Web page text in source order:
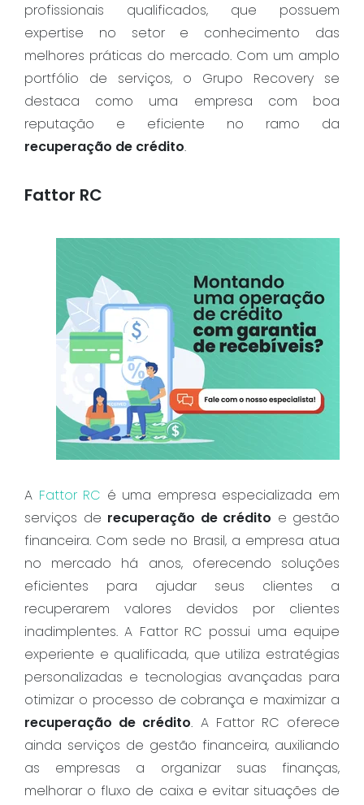
profissionais qualificados, que possuem
expertise no setor e conhecimento das
melhores práticas do mercado. Com um amplo
portfólio de serviços, o Grupo Recovery se
destaca como uma empresa com boa
reputação e eficiente no ramo da
recuperação de crédito.
Fattor RC
A Fattor RC é uma empresa especializada em
serviços de recuperação de crédito e gestão
financeira. Com sede no Brasil, a empresa atua
no mercado há anos, oferecendo soluções
eficientes para ajudar seus clientes a
recuperarem valores devidos por clientes
inadimplentes. A Fattor RC possui uma equipe
experiente e qualificada, que utiliza estratégias
personalizadas e tecnologias avançadas para
otimizar o processo de cobrança e maximizar a
recuperação de crédito. A Fattor RC oferece
ainda serviços de gestão financeira, auxiliando
as empresas a organizar suas finanças,
melhorar o fluxo de caixa e evitar situações de